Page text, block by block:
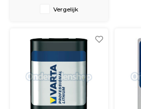
Vergelijk